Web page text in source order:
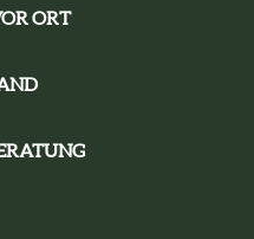
ORT